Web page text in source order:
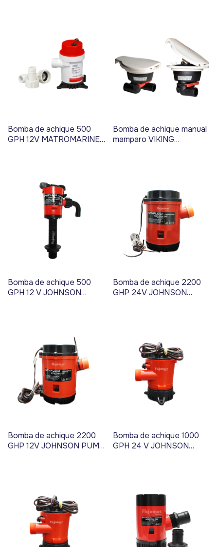
Bomba de achique 500
GPH 12V MATROMARINE -
Bomba de achique manual
mamparo VIKING
Bomba de achique 500
GPH 12 V JOHNSON
Bomba de achique 2200
GHP 24V JOHNSON
Bomba de achique 2200
GHP 12V JOHNSON PUMP
Bomba de achique 1000
GPH 24 V JOHNSON